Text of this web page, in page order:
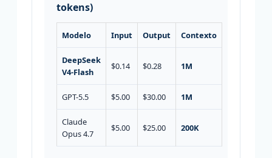
tokens)
Modelo Input Output Contexto
DeepSeek
V4-Flash
$0.14 $0.28 1M
GPT-5.5 $5.00 $30.00 1M
Claude
Opus 4.7
$5.00 $25.00 200K